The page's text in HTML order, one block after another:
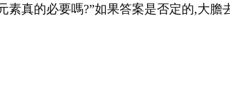
真的必要嗎?”如果答案是否定的,大膽